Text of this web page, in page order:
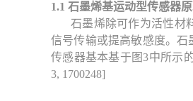
1.1 石墨烯基运动型传感器
石墨烯除可作为活性材
信号传输或提高敏感度。石
传感器基本基于图3中所示
3, 1700248]